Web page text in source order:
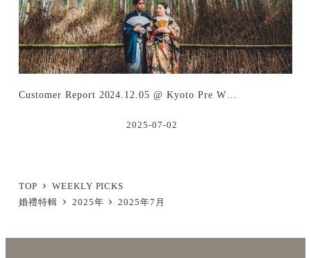
Customer Report 2024.12.05 @ Kyoto Pre W…
2025-07-02
TOP
WEEKLY PICKS
婚禮特輯
2025年 2025年7月